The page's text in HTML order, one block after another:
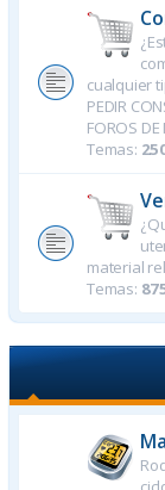
cualquier
PEDIR
FOROS DE
Temas:
material
Temas: